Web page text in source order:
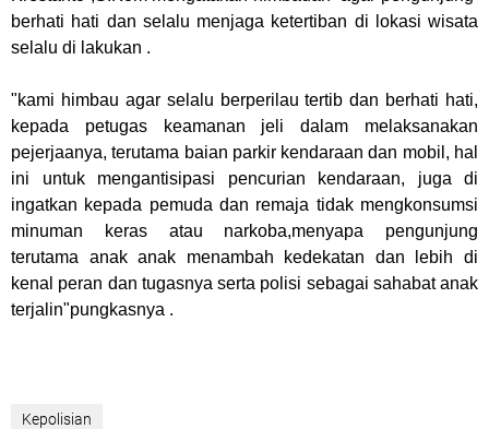
berhati hati dan selalu menjaga ketertiban di lokasi wisata
selalu di lakukan .
"kami himbau agar selalu berperilau tertib dan berhati hati,
kepada petugas keamanan jeli dalam melaksanakan
pejerjaanya, terutama baian parkir kendaraan dan mobil, hal
ini untuk mengantisipasi pencurian kendaraan, juga di
ingatkan kepada pemuda dan remaja tidak mengkonsumsi
minuman keras atau narkoba,menyapa pengunjung
terutama anak anak menambah kedekatan dan lebih di
kenal peran dan tugasnya serta polisi sebagai sahabat anak
terjalin"pungkasnya .
Kepolisian